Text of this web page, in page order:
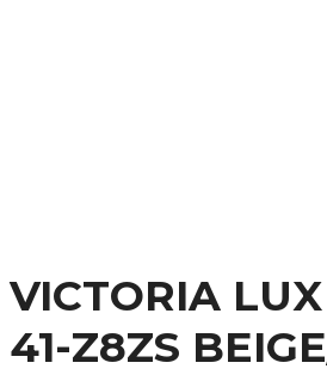
VICTORIA
41-Z8ZS